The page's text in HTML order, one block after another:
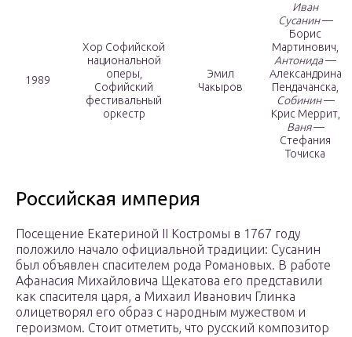
1989
Хор Софийской
национальной
оперы,
Софийский
фестивальный
оркестр
Эмил
Чакыров
Иван
Сусанин—
Борис
Мартинович,
Антонида—
Александрина
Пендачанска,
Собинин—
Крис Меррит,
Ваня—
Стефания
Точиска
Российская империя
Посещение Екатериной II Костромы в 1767 году
положило начало официальной традиции: Сусанин
был объявлен спасителем рода Романовых. В работе
Афанасия Михайловича Щекатова его представили
как спасителя царя, а Михаил Иванович Глинка
олицетворял его образ с народным мужеством и
героизмом. Стоит отметить, что русский композитор